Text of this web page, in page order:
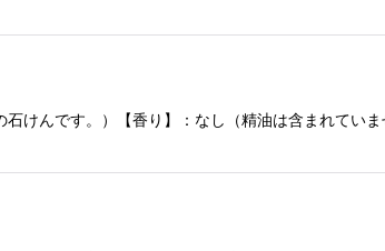
けんです。）【香り】：なし（精油は含まれてい